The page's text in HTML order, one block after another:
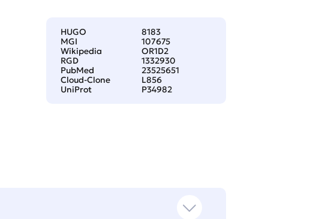
HUGO
8183
MGI
107675
Wikipedia
OR1D2
RGD
1332930
PubMed
23525651
Cloud-Clone
L856
UniProt
P34982